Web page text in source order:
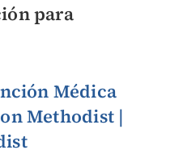
para
Médica
Methodist |